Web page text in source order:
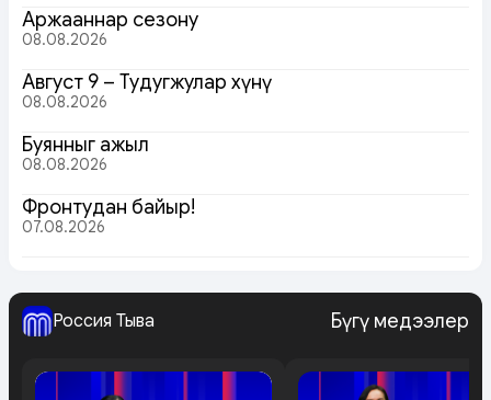
Аржааннар сезону
08.08.2026
Август 9 – Тудугжулар хүнү
08.08.2026
Буянныг ажыл
08.08.2026
Фронтудан байыр!
07.08.2026
Россия Тыва Бүгү медээлер